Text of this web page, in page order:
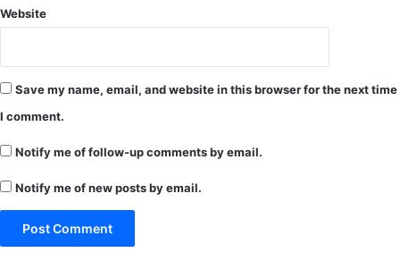
भा
ई
क
र
थी
त्या
Website
Save my name, email, and website in this browser for the next time
I comment.
Notify me of follow-up comments by email.
Notify me of new posts by email.